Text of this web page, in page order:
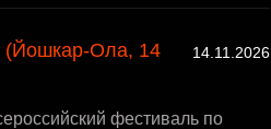
14.11.2026
Ола, 14
фестиваль по